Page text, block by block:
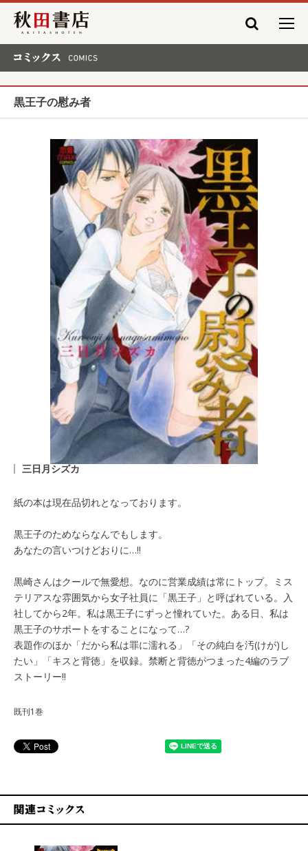
秋田書店
黒王子の慰み者
三日月シズカ
紙の本は現在品切れとなっております。
黒王子のためならなんでもします。
あなたの言いつけどおりに…!!
黒崎さんはクールで無愛想。なのに営業成績は常にトップ。ミス
テリアスな雰囲気から女子社員に「黒王子」と呼ばれている。入
社してから2年。私は黒王子にずっと憧れていた。ある日、私は
黒王子のサポートをすることになって…?
表題作のほか「だから私は罪に濡れる」「その純白を汚(けが)し
たい」「キスと背徳」を収録。禁断と背徳がつまった4編のラブ
ストーリー!!
既刊1巻